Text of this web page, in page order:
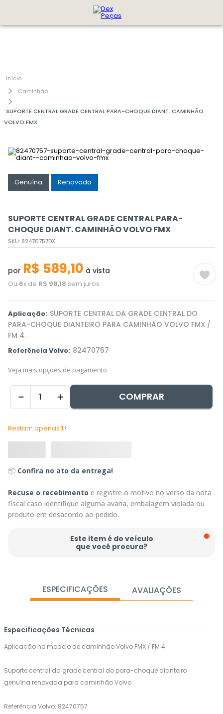
Caminhão
SUPORTE CENTRAL GRADE CENTRAL PARA-CHOQUE DIANT. CAMINHÃO
VOLVO FMX
Genuína Renovada
SUPORTE CENTRAL GRADE CENTRAL PARA-
CHOQUE DIANT. CAMINHÃO VOLVO FMX
SKU: 82470757DX
por R$ 589,10 à vista
Ou 6x de R$ 98,18 sem juros
Aplicação: SUPORTE CENTRAL DA GRADE CENTRAL DO
PARA-CHOQUE DIANTEIRO PARA CAMINHÃO VOLVO FMX /
FM 4.
Referência Volvo: 82470757
Veja mais opções de pagamento
＋
－ COMPRAR
Restam apenas1!
📦 Confira no ato da entrega!
Recuse o recebimento e registre o motivo no verso da nota
fiscal caso identifique alguma avaria, embalagem violada ou
produto em desacordo ao pedido.
Este item é do veículo
que você procura?
ESPECIFICAÇÕES AVALIAÇÕES
Especificações Técnicas
Aplicação no modelo de caminhão Volvo FMX / FM 4.
Suporte central da grade central do para-choque dianteiro
genuína renovada para caminhão Volvo.
Referência Volvo: 82470757